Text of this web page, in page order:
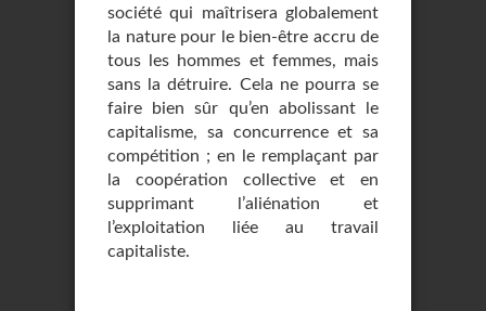
société qui maîtrisera globalement
la nature pour le bien-être accru de
tous les hommes et femmes, mais
sans la détruire. Cela ne pourra se
faire bien sûr qu’en abolissant le
capitalisme, sa concurrence et sa
compétition ; en le remplaçant par
la coopération collective et en
supprimant l’aliénation et
l’exploitation liée au travail
capitaliste.